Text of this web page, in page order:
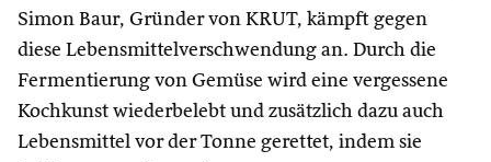
Simon Baur, Gründer von KRUT, kämpft gegen
diese Lebensmittelverschwendung an. Durch die
Fermentierung von Gemüse wird eine vergessene
Kochkunst wiederbelebt und zusätzlich dazu auch
Lebensmittel vor der Tonne gerettet, indem sie